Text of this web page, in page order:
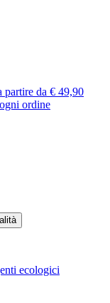
partire da € 49,90
ordine
ecologici